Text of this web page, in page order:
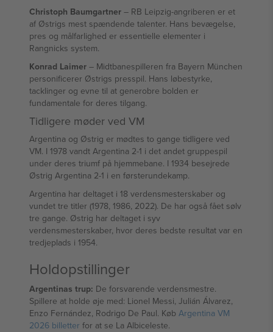
Christoph Baumgartner – RB Leipzig-angriberen er et
af Østrigs mest spændende talenter. Hans bevægelse,
pres og målfarlighed er essentielle elementer i
Rangnicks system.
Konrad Laimer – Midtbanespilleren fra Bayern München
personificerer Østrigs presspil. Hans løbestyrke,
tacklinger og evne til at generobre bolden er
fundamentale for deres tilgang.
Tidligere møder ved VM
Argentina og Østrig er mødtes to gange tidligere ved
VM. I 1978 vandt Argentina 2-1 i det andet gruppespil
under deres triumf på hjemmebane. I 1934 besejrede
Østrig Argentina 2-1 i en førsterundekamp.
Argentina har deltaget i 18 verdensmesterskaber og
vundet tre titler (1978, 1986, 2022). De har også fået sølv
tre gange. Østrig har deltaget i syv
verdensmesterskaber, hvor deres bedste resultat var en
tredjeplads i 1954.
Holdopstillinger
Argentinas trup: De forsvarende verdensmestre.
Spillere at holde øje med: Lionel Messi, Julián Álvarez,
Enzo Fernández, Rodrigo De Paul. Køb Argentina VM
2026 billetter for at se La Albiceleste.